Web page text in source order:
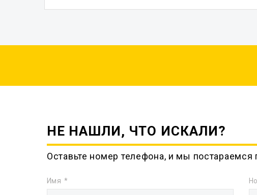
НЕ НАШЛИ, ЧТО ИСКАЛИ?
Оставьте номер телефона, и мы
Имя